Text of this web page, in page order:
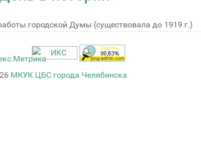
городской Думы (существовала до 1919 г.)
МКУК ЦБС города Челябинска